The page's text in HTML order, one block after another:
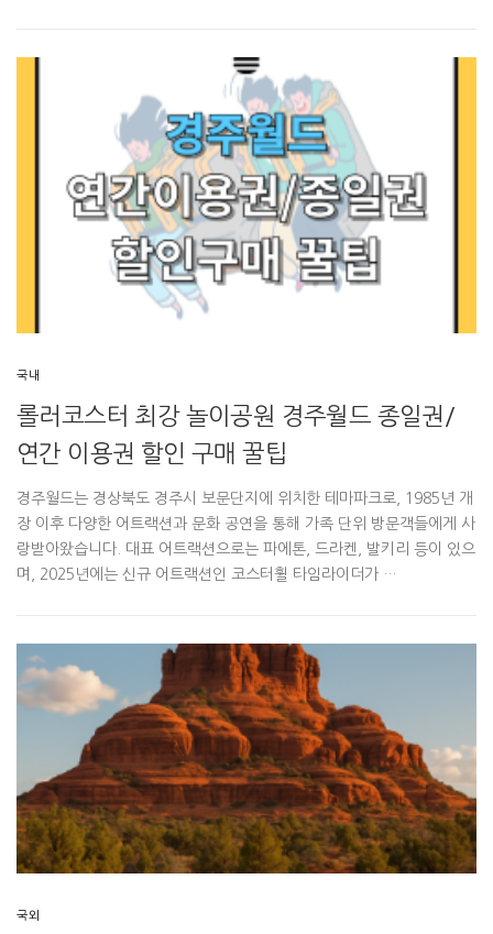
국내
롤러코스터 최강 놀이공원 경주월드 종일권/
연간 이용권 할인 구매 꿀팁
경주월드는 경상북도 경주시 보문단지에 위치한 테마파크로, 1985년 개
장 이후 다양한 어트랙션과 문화 공연을 통해 가족 단위 방문객들에게 사
랑받아왔습니다. 대표 어트랙션으로는 파에톤, 드라켄, 발키리 등이 있으
며, 2025년에는 신규 어트랙션인 코스터휠 타임라이더가 …
국외